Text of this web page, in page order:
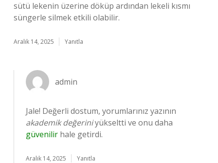
sütü lekenin üzerine döküp ardından lekeli kısmı
süngerle silmek etkili olabilir.
Aralık 14, 2025 Yanıtla
admin
Jale! Değerli dostum, yorumlarınız yazının
akademik değeriniyükseltti ve onu daha
güvenilir hale getirdi.
Aralık 14, 2025 Yanıtla